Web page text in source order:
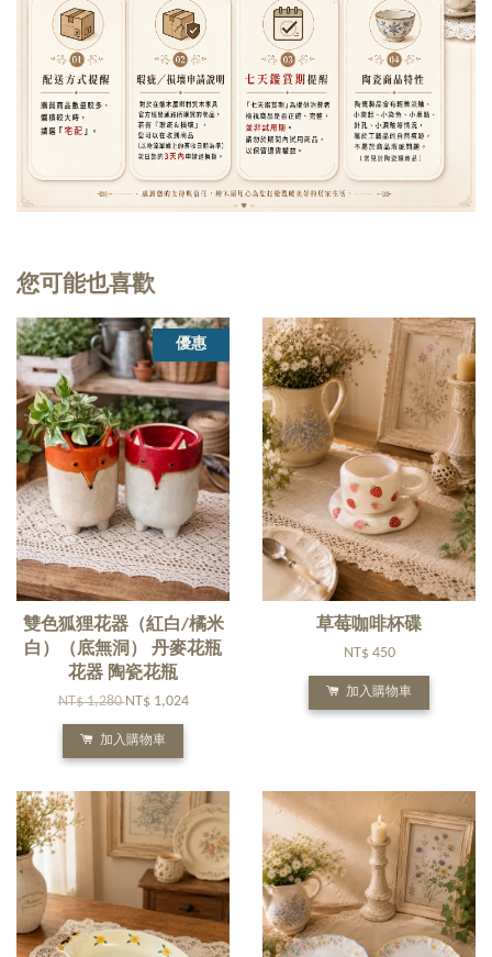
您可能也喜歡
優惠
雙色狐狸花器（紅白/橘米
白）（底無洞） 丹麥花瓶
花器 陶瓷花瓶
NT$ 1,280NT$ 1,024
加入購物車
草莓咖啡杯碟
NT$ 450
加入購物車